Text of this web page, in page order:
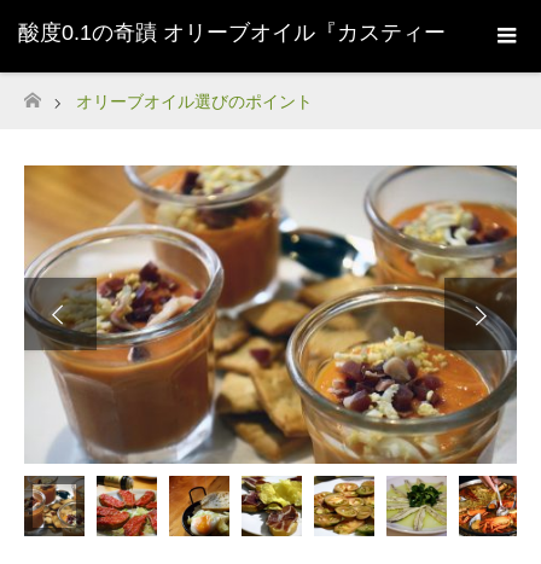
酸度0.1の奇蹟 オリーブオイル『カスティー
ジョ・デ・タベルナス0.1』株式会社清州
Sherry-
ホーム
オリーブオイル選びのポイント
Next